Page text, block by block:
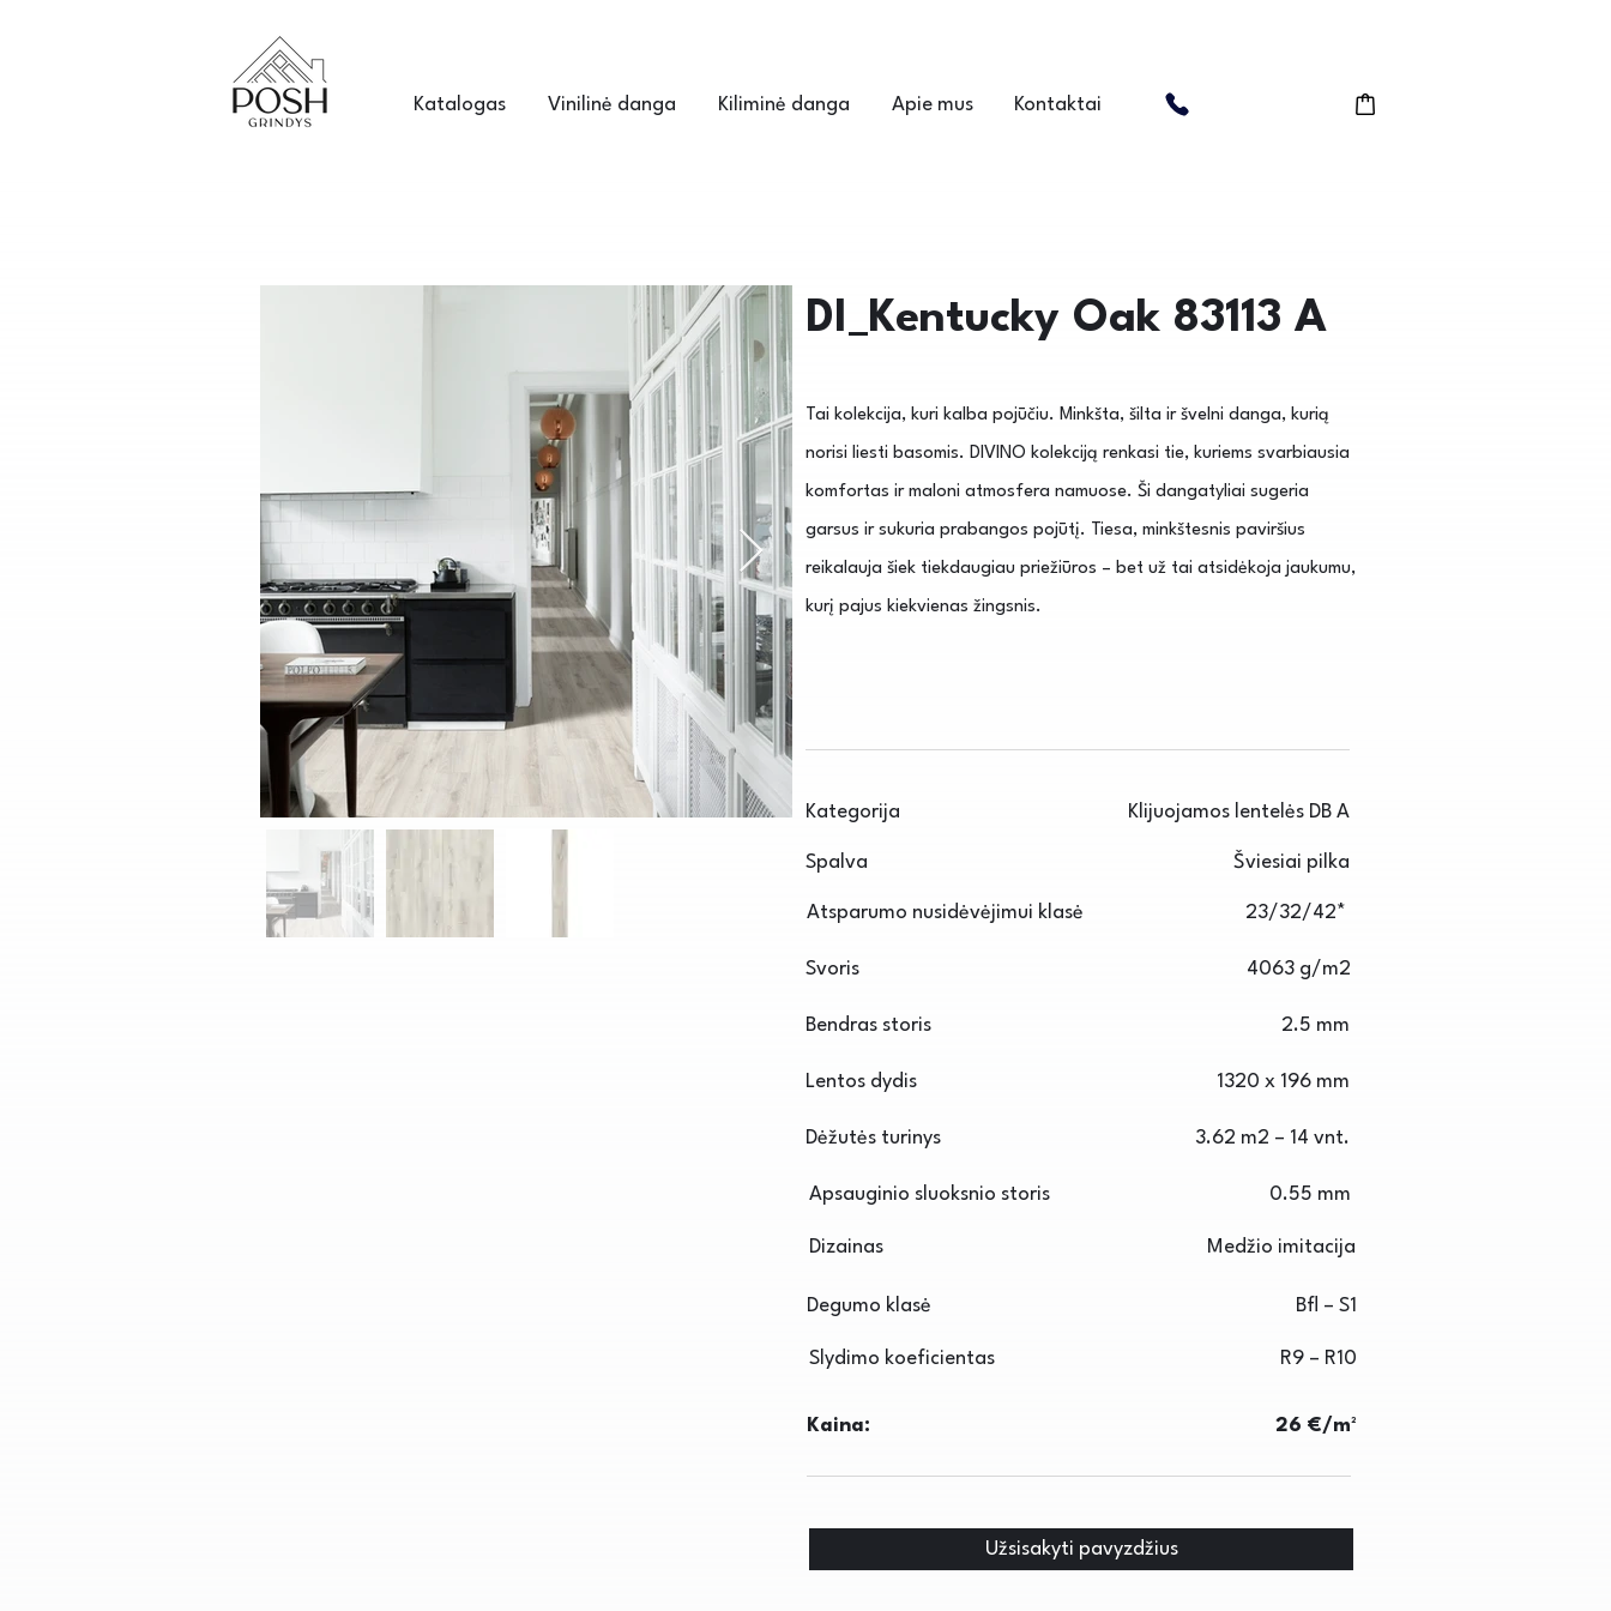
Katalogas Vinilinė danga Kiliminė danga Apie mus Kontaktai
DI_Kentucky Oak 83113 A
Tai kolekcija, kuri kalba pojūčiu. Minkšta, šilta ir švelni danga, kurią
norisi liesti basomis. DIVINO kolekciją renkasi tie, kuriems svarbiausia
komfortas ir maloni atmosfera namuose. Ši dangatyliai sugeria
garsus ir sukuria prabangos pojūtį. Tiesa, minkštesnis paviršius
reikalauja šiek tiekdaugiau priežiūros – bet už tai atsidėkoja jaukumu,
kurį pajus kiekvienas žingsnis.
Kategorija Klijuojamos lentelės DB A
Spalva Šviesiai pilka
Atsparumo nusidėvėjimui klasė 23/32/42*
Svoris 4063 g/m2
Bendras storis 2.5 mm
Lentos dydis 1320 x 196 mm
Dėžutės turinys 3.62 m2 – 14 vnt.
Apsauginio sluoksnio storis 0.55 mm
Dizainas Medžio imitacija
Degumo klasė Bfl – S1
Slydimo koeficientas R9 – R10
Kaina: 26 €/m²
Užsisakyti pavyzdžius